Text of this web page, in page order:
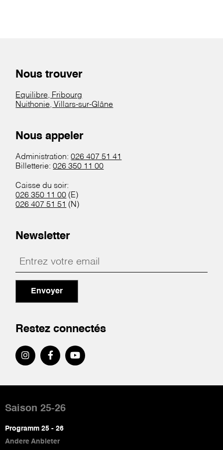
Nous trouver
Equilibre, Fribourg
Nuithonie, Villars-sur-Glâne
Nous appeler
Administration:026 407 51 41
Billetterie:026 350 11 00
Caisse du soir:
026 350 11 00 (E)
026 407 51 51 (N)
Newsletter
Envoyer
Restez connectés
de
page
Saison 25-26
Programm 25 - 26
Andere Anbieter